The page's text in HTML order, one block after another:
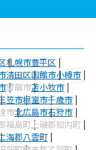
札幌市豊平区
清田区函館市小樽市
留萌市苫小牧市
笠市根室市千歳市
市北広島市石狩市
福島町 上磯郡知内町
二海郡八雲町